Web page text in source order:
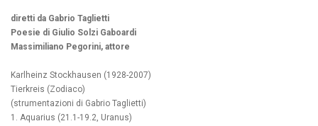
diretti da Gabrio Taglietti
Poesie di Giulio Solzi Gaboardi
Massimiliano Pegorini, attore
Karlheinz Stockhausen (1928-2007)
Tierkreis (Zodiaco)
(strumentazioni di Gabrio Taglietti)
1. Aquarius (21.1-19.2, Uranus)